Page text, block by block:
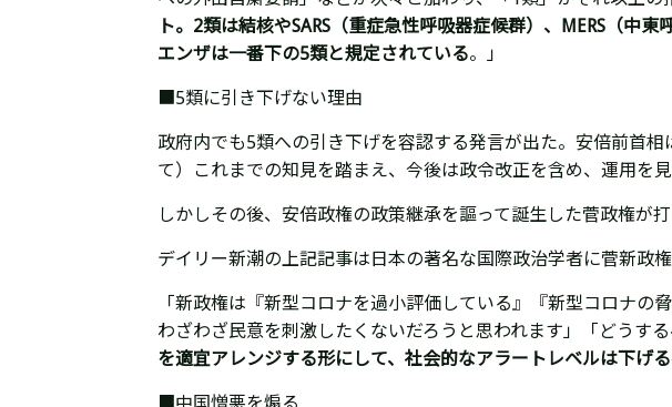
ト。2類は結核やSARS（重症急性呼吸器症候群）、MERS（中
エンザは一番下の5類と規定されている。」
■5類に引き下げない理由
政府内でも5類への引き下げを容認する発言が出た。安倍前首
て）これまでの知見を踏まえ、今後は政令改正を含め、運用を見
しかしその後、安倍政権の政策継承を謳って誕生した菅政権が
デイリー新潮の上記記事は日本の著名な国際政治学者に菅新政
「新政権は『新型コロナを過小評価している』『新型コロナの
わざわざ民意を刺激したくないだろうと思われます」「どうする
を適宜アレンジする形にして、社会的なアラートレベルは下げ